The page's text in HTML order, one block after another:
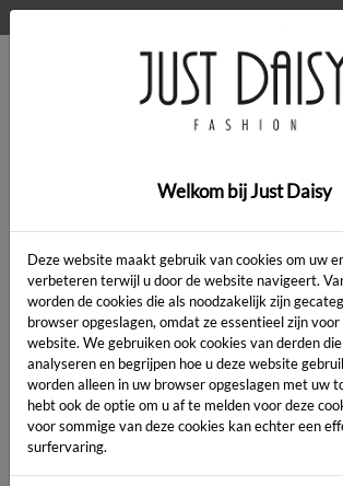
> Broek
Welkom bij Just Daisy
Deze website maakt gebruik van cookies om uw
verbeteren terwijl u door de website navigeert.
worden de cookies die als noodzakelijk zijn
browser opgeslagen, omdat ze essentieel zijn
website. We gebruiken ook cookies van derden
analyseren en begrijpen hoe u deze website
worden alleen in uw browser opgeslagen met uw
hebt ook de optie om u af te melden voor deze
voor sommige van deze cookies kan echter een
surfervaring.